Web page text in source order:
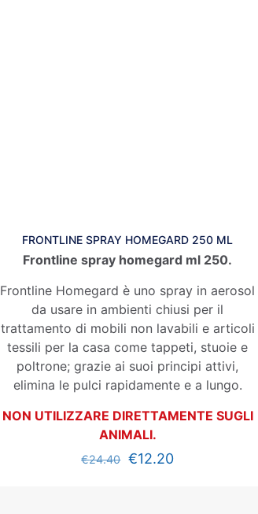
FRONTLINE SPRAY HOMEGARD 250 ML
Frontline spray homegard ml 250.
Frontline Homegard è uno spray in aerosol
da usare in ambienti chiusi per il
trattamento di mobili non lavabili e articoli
tessili per la casa come tappeti, stuoie e
poltrone; grazie ai suoi principi attivi,
elimina le pulci rapidamente e a lungo.
NON UTILIZZARE DIRETTAMENTE SUGLI
ANIMALI.
€24.40 €12.20